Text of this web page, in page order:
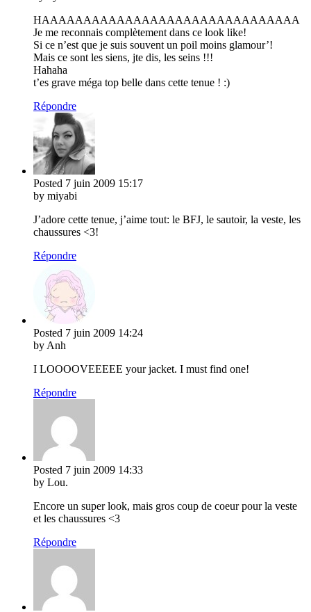
HAAAAAAAAAAAAAAAAAAAAAAAAAAAAAAA
Je me reconnais complètement dans ce look like!
Si ce n’est que je suis souvent un poil moins glamour’!
Mais ce sont les siens, jte dis, les seins !!!
Hahaha
t’es grave méga top belle dans cette tenue ! :)
Répondre
Posted 7 juin 2009 15:17
by miyabi
J’adore cette tenue, j’aime tout: le BFJ, le sautoir, la veste, les
chaussures <3!
Répondre
Posted 7 juin 2009 14:24
by Anh
I LOOOOVEEEEE your jacket. I must find one!
Répondre
Posted 7 juin 2009 14:33
by Lou.
Encore un super look, mais gros coup de coeur pour la veste
et les chaussures <3
Répondre